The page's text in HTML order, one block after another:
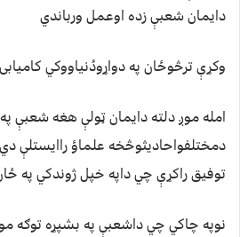
دايمان شعبې زده اوعمل ورباندي
وکړې ترڅوځان په دواړودُنياووکي
امله موږ دلته دايمان ټولې هغه شعبې
دمختلفواحاديثوڅخه علماؤ راايستلې
توفيق راکړې چي داپه خپل ژوندکي په
نوپه چاکي چي داشعبې په بشپړه توګه